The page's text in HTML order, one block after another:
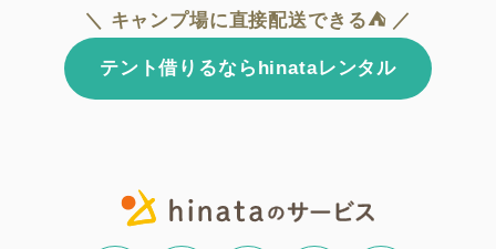
＼ キャンプ場に直接配送できる⛺ ／
テント借りるならhinataレンタル